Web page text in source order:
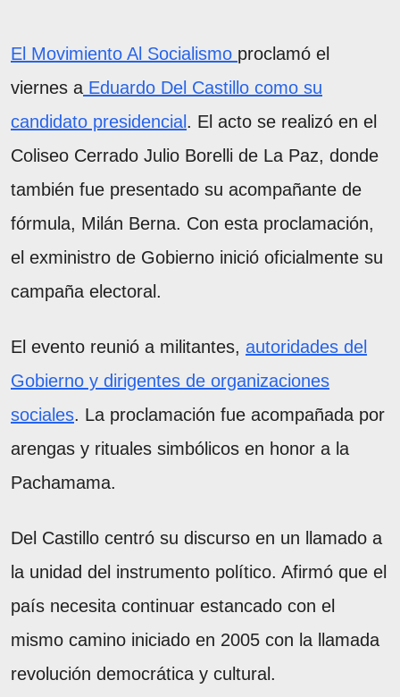
El Movimiento Al Socialismo proclamó el
viernes a Eduardo Del Castillo como su
candidato presidencial . El acto se realizó en el
Coliseo Cerrado Julio Borelli de La Paz, donde
también fue presentado su acompañante de
fórmula, Milán Berna. Con esta proclamación,
el exministro de Gobierno inició oficialmente su
campaña electoral.
El evento reunió a militantes, autoridades del
Gobierno y dirigentes de organizaciones
sociales. La proclamación fue acompañada por
arengas y rituales simbólicos en honor a la
Pachamama.
Del Castillo centró su discurso en un llamado a
la unidad del instrumento político. Afirmó que el
país necesita continuar estancado con el
mismo camino iniciado en 2005 con la llamada
revolución democrática y cultural.